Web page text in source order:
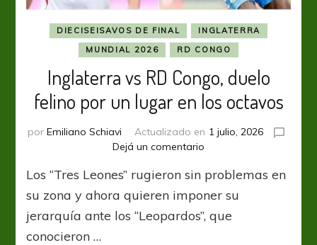
DIECISEISAVOS DE FINAL
INGLATERRA
MUNDIAL 2026
RD CONGO
Inglaterra vs RD Congo, duelo
felino por un lugar en los octavos
por Emiliano Schiavi Actualizado en 1 julio, 2026
Dejá un comentario
vs
RD
duelo
Los “Tres Leones” rugieron sin problemas en
su zona y ahora quieren imponer su
jerarquía ante los “Leopardos”, que
conocieron …